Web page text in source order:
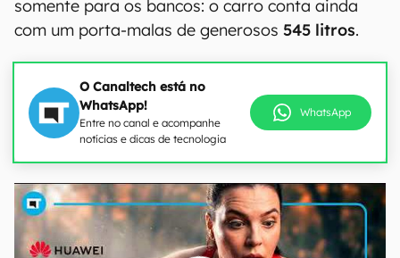
somente para os bancos: o carro conta ainda
com um porta-malas de generosos 545 litros.
O Canaltech está no
WhatsApp!
Entre no canal e acompanhe
notícias e dicas de tecnologia
WhatsApp